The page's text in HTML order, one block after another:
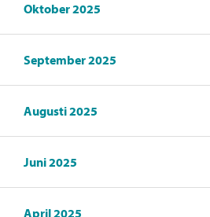
Oktober 2025
September 2025
Augusti 2025
Juni 2025
April 2025